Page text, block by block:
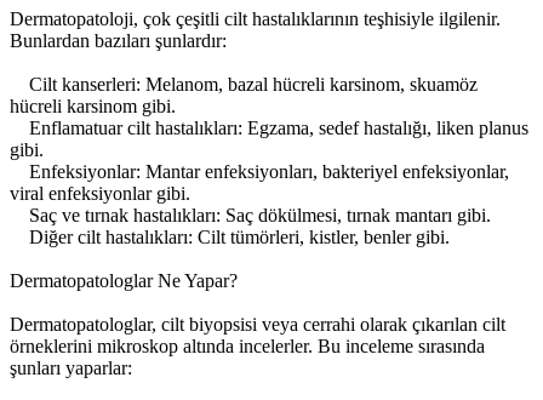
Dermatopatoloji, çok çeşitli cilt hastalıklarının teşhisiyle ilgilenir.
Bunlardan bazıları şunlardır:
Cilt kanserleri: Melanom, bazal hücreli karsinom, skuamöz
hücreli karsinom gibi.
Enflamatuar cilt hastalıkları: Egzama, sedef hastalığı, liken planus
gibi.
Enfeksiyonlar: Mantar enfeksiyonları, bakteriyel enfeksiyonlar,
viral enfeksiyonlar gibi.
Saç ve tırnak hastalıkları: Saç dökülmesi, tırnak mantarı gibi.
Diğer cilt hastalıkları: Cilt tümörleri, kistler, benler gibi.
Dermatopatologlar Ne Yapar?
Dermatopatologlar, cilt biyopsisi veya cerrahi olarak çıkarılan cilt
örneklerini mikroskop altında incelerler. Bu inceleme sırasında
şunları yaparlar: